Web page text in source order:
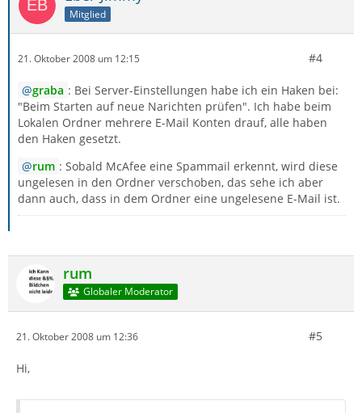
Mitglied
21. Oktober 2008 um 12:15 #4
graba : Bei Server-Einstellungen habe ich ein Haken bei:
"Beim Starten auf neue Narichten prüfen". Ich habe beim
Lokalen Ordner mehrere E-Mail Konten drauf, alle haben
den Haken gesetzt.
rum : Sobald McAfee eine Spammail erkennt, wird diese
ungelesen in den Ordner verschoben, das sehe ich aber
dann auch, dass in dem Ordner eine ungelesene E-Mail ist.
rum
Globaler Moderator
21. Oktober 2008 um 12:36 #5
Hi,